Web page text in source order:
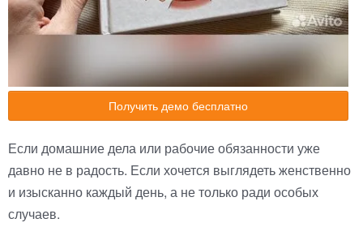
Получить демо бесплатно
Если домашние дела или рабочие обязанности уже
давно не в радость. Если хочется выглядеть женственно
и изысканно каждый день, а не только ради особых
случаев.